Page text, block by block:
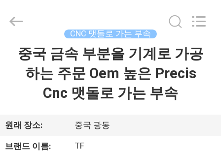
우
2021
Technology
CNC 맷돌로 가는 부속
중국 금속 부분을 기계로 가공
하는 주문 Oem 높은 Precis
Cnc 맷돌로 가는 부속
원래 장소: 중국 광동
브랜드 이름: TF